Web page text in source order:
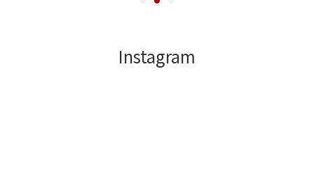
Instagram